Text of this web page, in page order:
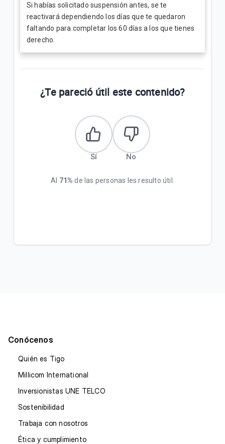
Si habías solicitado suspensión antes, se te
reactivará dependiendo los días que te quedaron
faltando para completar los 60 días a los que tienes
derecho.
¿Te pareció útil este contenido?
Sí No
Al 71% de las personas les resulto útil.
Conócenos
Quién es Tigo
Millicom International
Inversionistas UNE TELCO
Sostenibilidad
Trabaja con nosotros
Ética y cumplimiento